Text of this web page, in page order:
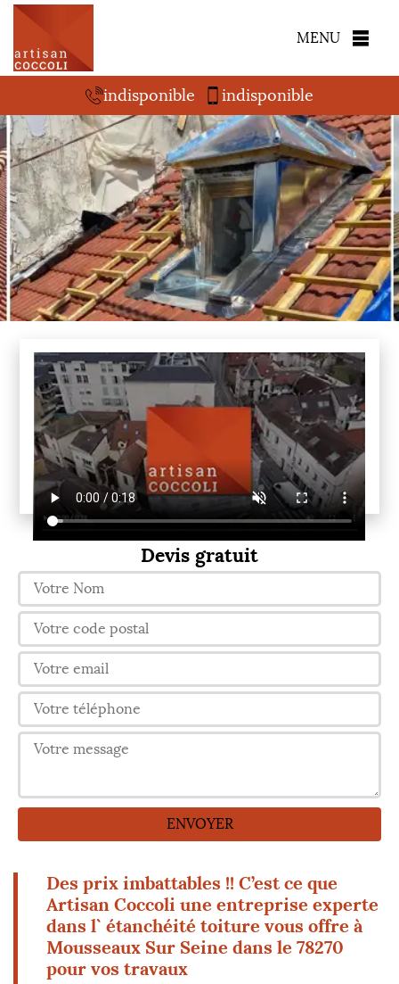
MENU
indisponible indisponible
Devis gratuit
Des prix imbattables !! C’est ce que
Artisan Coccoli une entreprise experte
dans l` étanchéité toiture vous offre à
Mousseaux Sur Seine dans le 78270
pour vos travaux